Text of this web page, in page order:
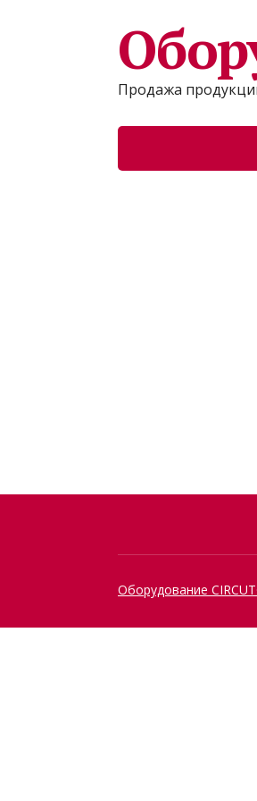
Продажа
Оборудование